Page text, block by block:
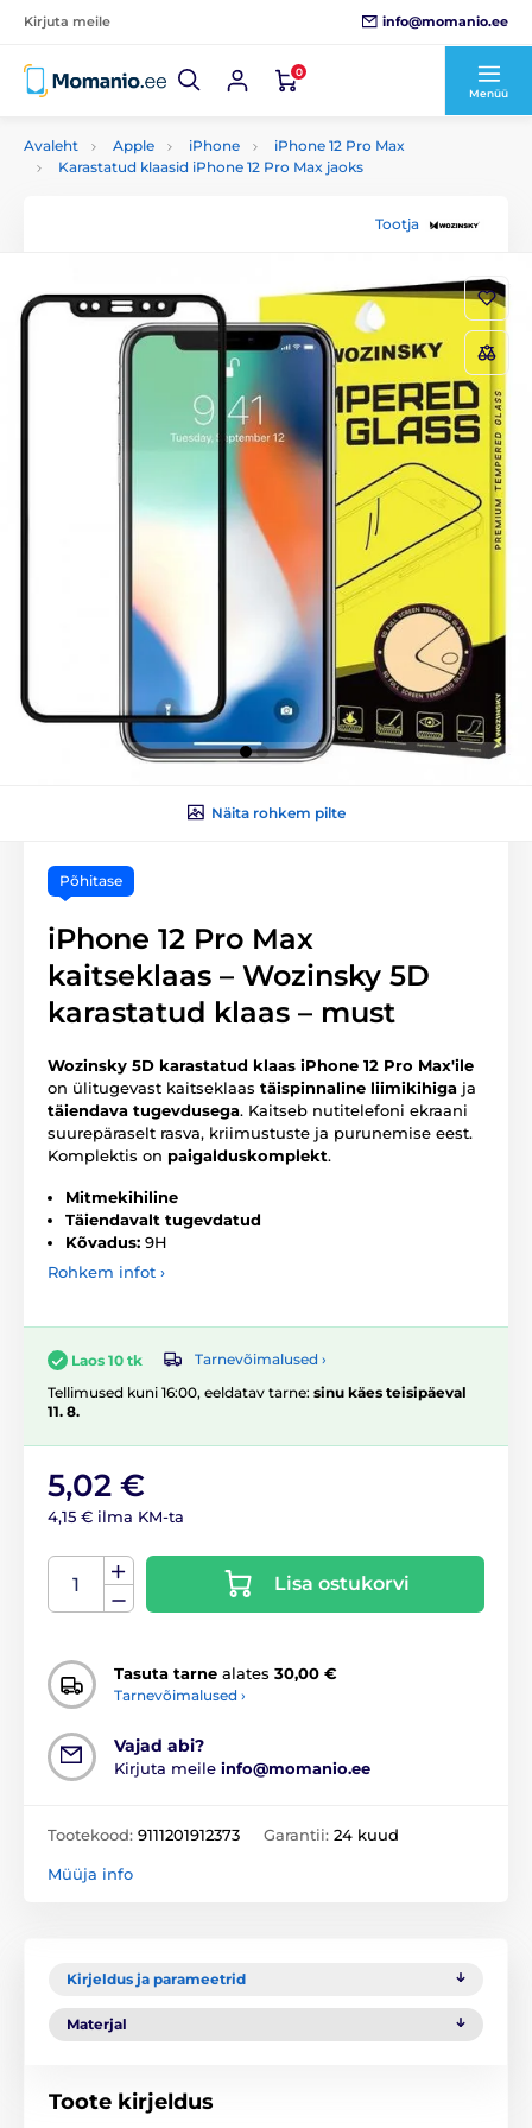
Kirjuta meile info@momanio.ee
0
Menüü
Avaleht Apple iPhone
iPhone 12 Pro Max
Karastatud klaasid iPhone 12 Pro Max jaoks
Tootja
Näita rohkem pilte
Põhitase
iPhone 12 Pro Max
kaitseklaas – Wozinsky 5D
karastatud klaas – must
Wozinsky 5D karastatud klaas iPhone 12 Pro Max'ile
on ülitugevast kaitseklaas täispinnaline liimikihiga ja
täiendava tugevdusega. Kaitseb nutitelefoni ekraani
suurepäraselt rasva, kriimustuste ja purunemise eest.
Komplektis on paigalduskomplekt.
Mitmekihiline
Täiendavalt tugevdatud
Kõvadus: 9H
Rohkem infot ›
Laos 10 tk
Tarnevõimalused ›
Tellimused kuni 16:00, eeldatav tarne: sinu käes teisipäeval
11. 8.
5,02 €
4,15 € ilma KM-ta
Lisa ostukorvi
Tasuta tarne alates 30,00 €
Tarnevõimalused ›
Vajad abi?
Kirjuta meile info@momanio.ee
Tootekood: 9111201912373 Garantii: 24 kuud
Müüja info
Kirjeldus ja parameetrid
Materjal
Toote kirjeldus